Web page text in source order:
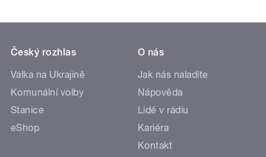
Český rozhlas
Válka na Ukrajině
Komunální volby
Stanice
eShop
O nás
Jak nás naladíte
Nápověda
Lidé v rádiu
Kariéra
Kontakt